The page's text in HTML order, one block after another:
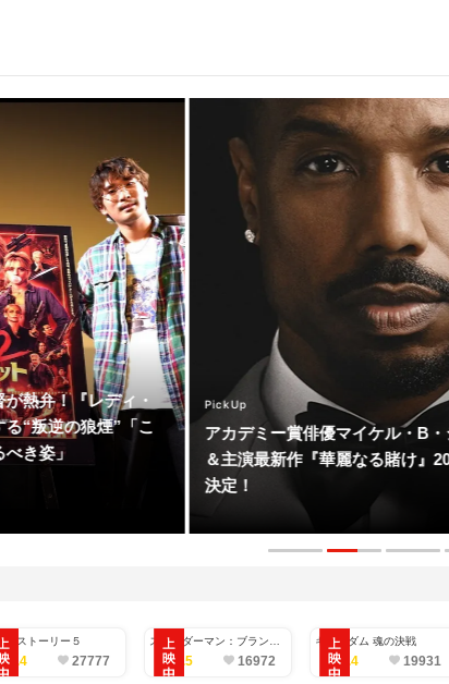
熱弁！『レディ・
“叛逆の狼煙”「こ
き姿」
PickUp
アカデミー賞俳優マイケル・B
＆主演最新作『華麗なる賭け』
決定！
・ストーリー５
4.4 27777
スパイダーマン：ブラン
ド・ニュー・デイ
4.5 16972
キングダム 魂の決戦
4.4 19931